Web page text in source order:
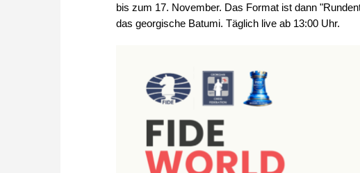
bis zum 17. November. Das Format ist dann
das georgische Batumi. Täglich live ab 13:00 Uhr.